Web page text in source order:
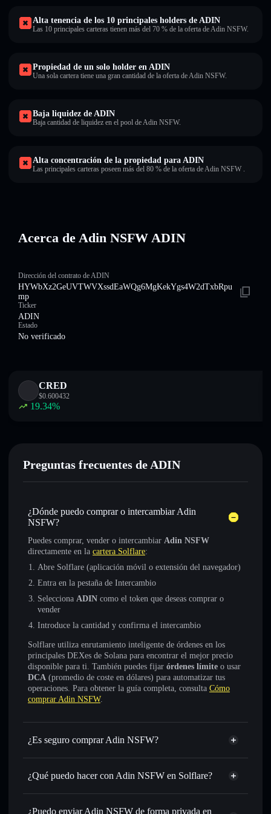
Alta tenencia de los 10 principales holders de ADIN
Las 10 principales carteras tienen más del 70 % de la oferta de Adin NSFW.
Propiedad de un solo holder en ADIN
Una sola cartera tiene una gran cantidad de la oferta de Adin NSFW.
Baja liquidez de ADIN
Baja cantidad de liquidez en el pool de Adin NSFW.
Alta concentración de la propiedad para ADIN
Las principales carteras poseen más del 80 % de la oferta de Adin NSFW .
Acerca de Adin NSFW ADIN
Dirección del contrato de ADIN
HYWbXz2GeUVTWVXssdEaWQg6MgKekYgs4W2dTxbRpu
mp
Ticker
ADIN
Estado
No verificado
CRED
$0.600432
19.34%
Preguntas frecuentes de ADIN
¿Dónde puedo comprar o intercambiar Adin
NSFW?
Puedes comprar, vender o intercambiar Adin NSFW
directamente en la cartera Solflare:
Abre Solflare (aplicación móvil o extensión del navegador)
Entra en la pestaña de Intercambio
Selecciona ADIN como el token que deseas comprar o
vender
Introduce la cantidad y confirma el intercambio
Solflare utiliza enrutamiento inteligente de órdenes en los
principales DEXes de Solana para encontrar el mejor precio
disponible para ti. También puedes fijar órdenes límite o usar
DCA (promedio de coste en dólares) para automatizar tus
operaciones. Para obtener la guía completa, consulta Cómo
comprar Adin NSFW.
¿Es seguro comprar Adin NSFW?
Adin NSFW no está verificado
¿Qué puedo hacer con Adin NSFW en Solflare?
Adin NSFW
cartera de Solflare
Intercambiar al instante: operar con ADIN para SOL,
¿Puedo enviar Adin NSFW de forma privada en